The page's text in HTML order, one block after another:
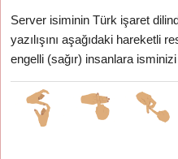
Server isiminin Türk işaret
yazılışını aşağıdaki hareketli
engelli (sağır) insanlara